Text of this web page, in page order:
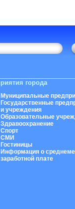
города
Муниципальные
Государственные
и учреждения
Образовательные
Здравоохранение
Спорт
СМИ
Гостиницы
Информация о
заработной плате